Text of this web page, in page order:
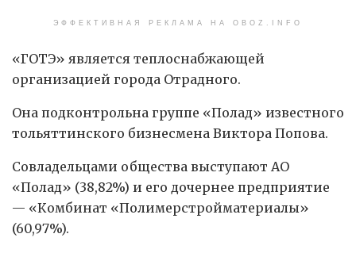
ЭФФЕКТИВНАЯ РЕКЛАМА НА OBOZ.INFO
«ГОТЭ» является теплоснабжающей
организацией города Отрадного.
Она подконтрольна группе «Полад» известного
тольяттинского бизнесмена Виктора Попова.
Совладельцами общества выступают АО
«Полад» (38,82%) и его дочернее предприятие
— «Комбинат «Полимерстройматериалы»
(60,97%).